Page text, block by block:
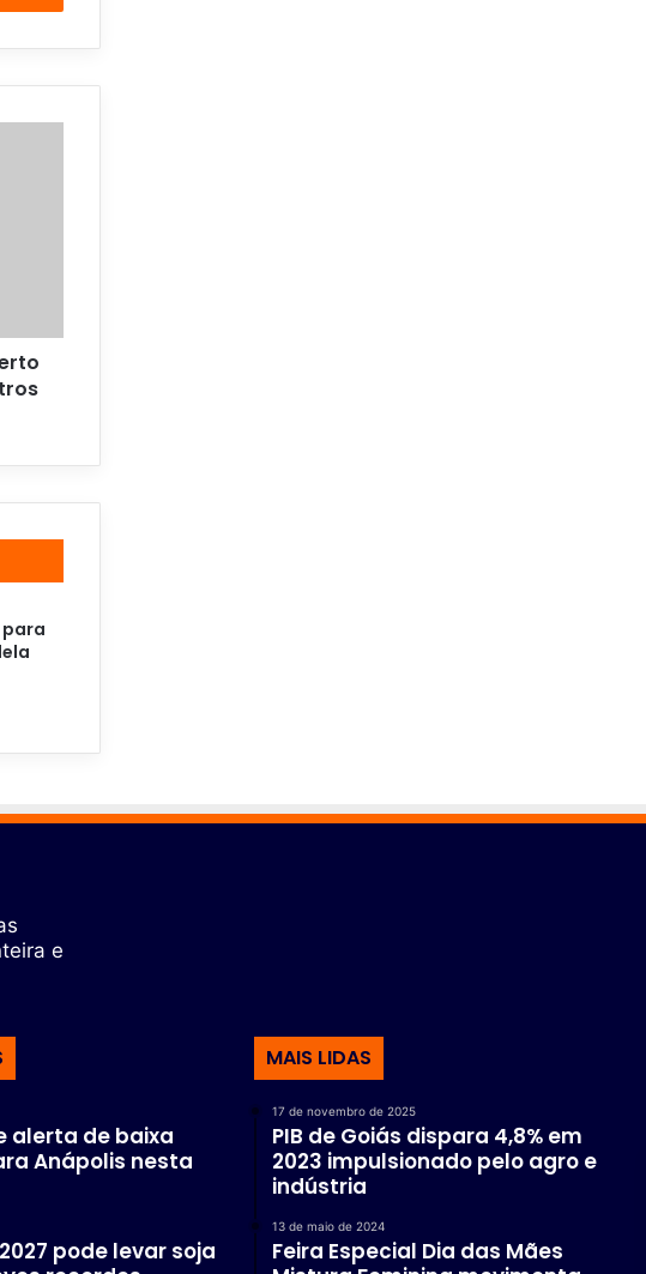
para
e
alerta de baixa
Anápolis nesta
pode levar soja
MAIS LIDAS
17 de novembro de 2025
PIB de Goiás dispara 4,8% em
2023 impulsionado pelo agro e
indústria
13 de maio de 2024
Feira Especial Dia das Mães